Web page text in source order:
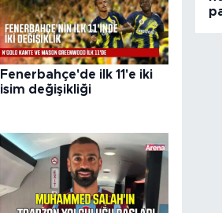
Fenerbahçe'de ilk 11'e iki
isim değişikliği